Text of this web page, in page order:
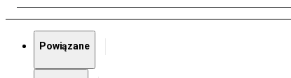
Powiązane